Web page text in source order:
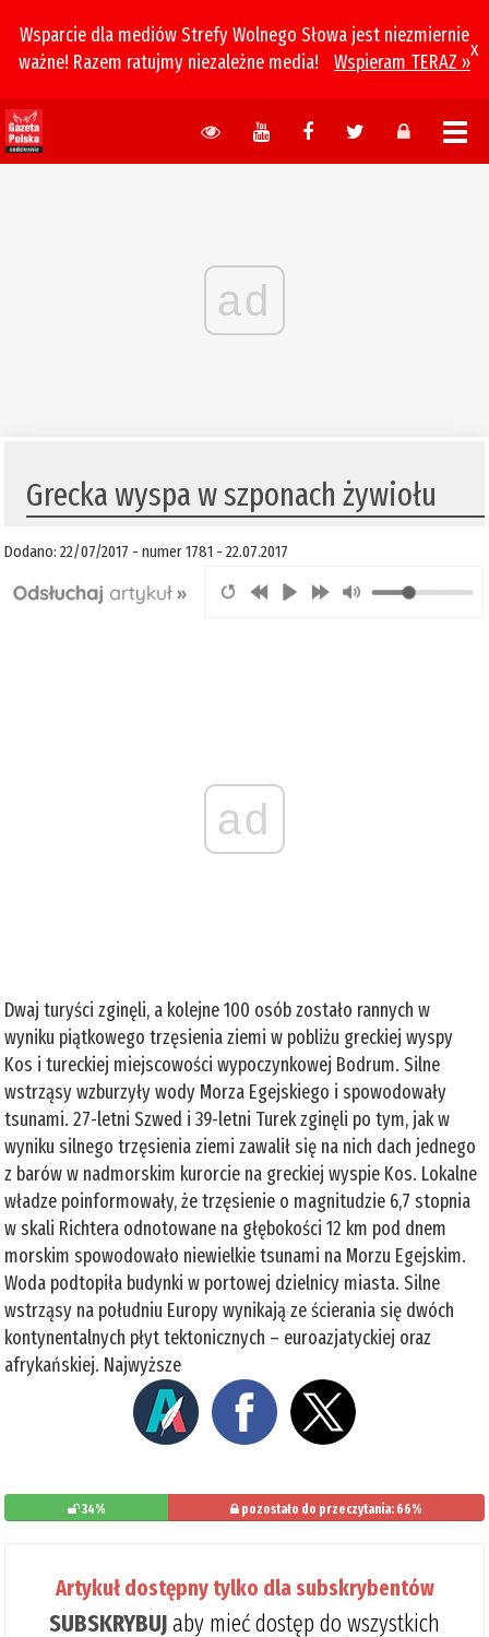
Wsparcie dla mediów Strefy Wolnego Słowa jest niezmiernie
ważne! Razem ratujmy niezależne media!
Wspieram TERAZ »
x
ad
Grecka wyspa w szponach żywiołu
Dodano: 22/07/2017 - numer 1781 - 22.07.2017
ad
Dwaj turyści zginęli, a kolejne 100 osób zostało rannych w
wyniku piątkowego trzęsienia ziemi w pobliżu greckiej wyspy
Kos i tureckiej miejscowości wypoczynkowej Bodrum. Silne
wstrząsy wzburzyły wody Morza Egejskiego i spowodowały
tsunami. 27-letni Szwed i 39-letni Turek zginęli po tym, jak w
wyniku silnego trzęsienia ziemi zawalił się na nich dach jednego
z barów w nadmorskim kurorcie na greckiej wyspie Kos. Lokalne
władze poinformowały, że trzęsienie o magnitudzie 6,7 stopnia
w skali Richtera odnotowane na głębokości 12 km pod dnem
morskim spowodowało niewielkie tsunami na Morzu Egejskim.
Woda podtopiła budynki w portowej dzielnicy miasta. Silne
wstrząsy na południu Europy wynikają ze ścierania się dwóch
kontynentalnych płyt tektonicznych – euroazjatyckiej oraz
afrykańskiej. Najwyższe
34% pozostało do przeczytania: 66%
Artykuł dostępny tylko dla subskrybentów
SUBSKRYBUJaby mieć dostęp do wszystkich